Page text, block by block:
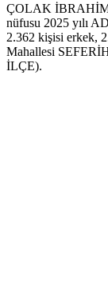
ÇOLAK
nüfusu 2025 yılı
2.362 kişisi erkek,
Mahallesi
İLÇE).